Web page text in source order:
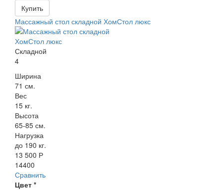
Купить
Массажный стол складной ХомСтол люкс
Складной
4
Ширина
71 см.
Вес
15 кг.
Высота
65-85 см.
Нагрузка
до 190 кг.
13 500 Р
14400
Сравнить
Цвет *